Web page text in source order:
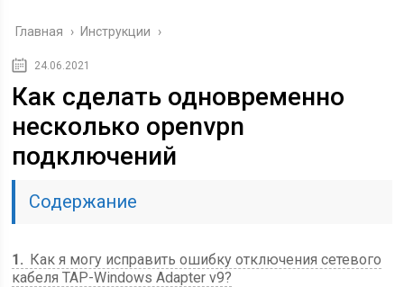
Главная › Инструкции ›
24.06.2021
Как сделать одновременно
несколько openvpn
подключений
Содержание
1
Как я могу исправить ошибку отключения сетевого
кабеля TAP-Windows Adapter v9?